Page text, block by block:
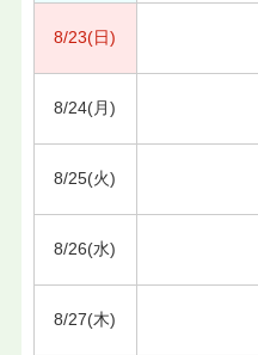
8/23(日)
8/24(月)
8/25(火)
8/26(水)
8/27(木)